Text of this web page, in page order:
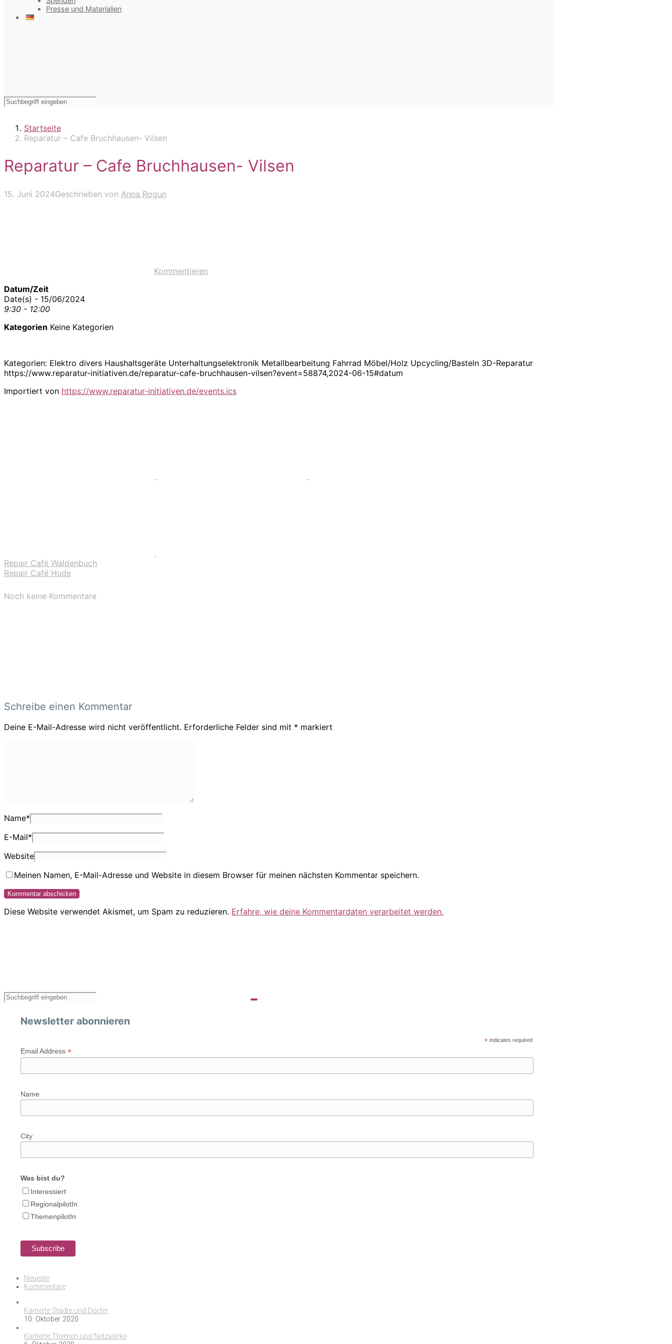
Presse und Materialien
Startseite
Reparatur – Cafe Bruchhausen- Vilsen
Reparatur – Cafe Bruchhausen- Vilsen
15. Juni 2024Geschrieben von Anna Rogun
Kommentieren
Datum/Zeit
Date(s) - 15/06/2024
9:30 - 12:00
Kategorien Keine Kategorien
Kategorien: Elektro divers Haushaltsgeräte Unterhaltungselektronik Metallbearbeitung Fahrrad Möbel/Holz Upcycling/Basteln 3D-Reparatur
https://www.reparatur-initiativen.de/reparatur-cafe-bruchhausen-vilsen?event=58874,2024-06-15#datum
Importiert von https://www.reparatur-initiativen.de/events.ics
Repair Café Waldenbuch
Repair Café Hude
Noch keine Kommentare
Schreibe einen Kommentar
Deine E-Mail-Adresse wird nicht veröffentlicht. Erforderliche Felder sind mit * markiert
Name*
E-Mail*
Website
Meinen Namen, E-Mail-Adresse und Website in diesem Browser für meinen nächsten Kommentar speichern.
Diese Website verwendet Akismet, um Spam zu reduzieren. Erfahre, wie deine Kommentardaten verarbeitet werden.
Newsletter abonnieren
* indicates required
Email Address *
Name
City
Was bist du?
Interessiert
RegionalpilotIn
ThemenpilotIn
Neueste
Kommentare
Kartierte Städte und Dörfer
10. Oktober 2020
Kartierte Themen und Netzwerke